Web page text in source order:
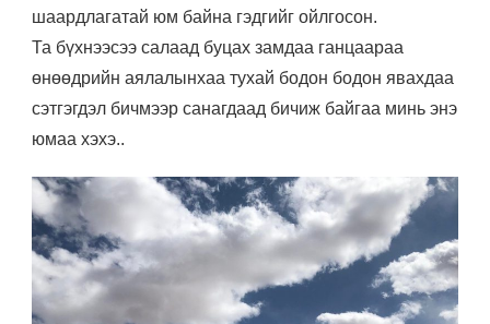
шаардлагатай юм байна гэдгийг ойлгосон.
Та бүхнээсээ салаад буцах замдаа ганцаараа
өнөөдрийн аялалынхаа тухай бодон бодон явахдаа
сэтгэгдэл бичмээр санагдаад бичиж байгаа минь энэ
юмаа хэхэ..